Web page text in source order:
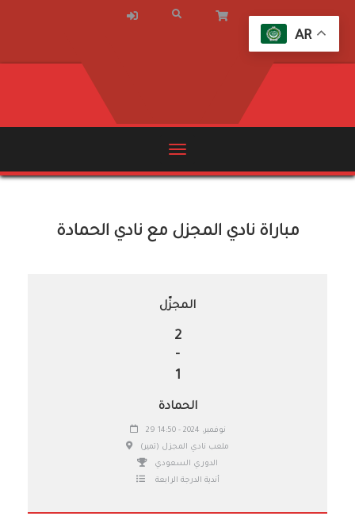
مباراة نادي المجزل مع نادي الحمادة
المجزّل
2
-
1
الحمادة
29 نوفمبر، 2024 - 14:50
ملعب نادي المجزل (تمير)
الدوري السعودي
أندية الدرجة الرابعة
AR